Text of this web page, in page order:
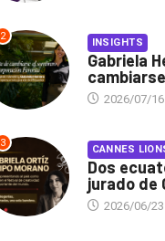
2 INSIGHTS
Gabriela
2026/07/16
3 CANNES
Dos
jurado de
2026/06/23